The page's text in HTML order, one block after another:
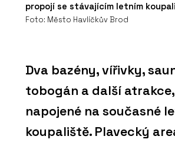
propojí se stávajícím letním
Foto: Město Havlíčkův Brod
Dva bazény, vířivky,
tobogán a další
napojené na současné
koupaliště. Plavecký